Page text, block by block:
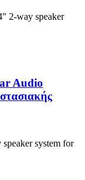
2-way speaker
Audio
system for